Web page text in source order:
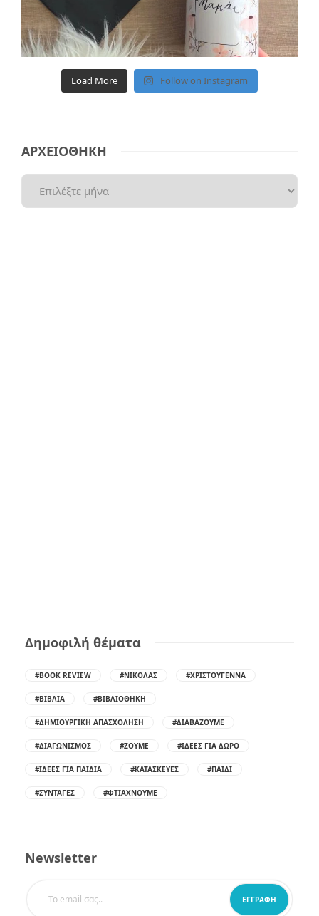
Load More Follow on Instagram
ΑΡΧΕΙΟΘΗΚΗ
Δημοφιλή θέματα
#BOOK REVIEW #ΝΙΚΌΛΑΣ #ΧΡΙΣΤΟΎΓΕΝΝΑ
#ΒΙΒΛΊΑ #ΒΙΒΛΙΟΘΉΚΗ
#ΔΗΜΙΟΥΡΓΙΚΉ ΑΠΑΣΧΌΛΗΣΗ #ΔΙΑΒΆΖΟΥΜΕ
#ΔΙΑΓΩΝΙΣΜΌΣ #ΖΟΎΜΕ #ΙΔΈΕΣ ΓΙΑ ΔΏΡΟ
#ΙΔΈΕΣ ΓΙΑ ΠΑΙΔΙΆ #ΚΑΤΑΣΚΕΥΈΣ #ΠΑΙΔΊ
#ΣΥΝΤΑΓΈΣ #ΦΤΙΆΧΝΟΥΜΕ
Newsletter